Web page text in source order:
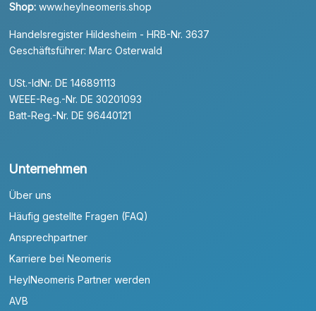
Shop: www.heylneomeris.shop
Handelsregister Hildesheim - HRB-Nr. 3637
Geschäftsführer: Marc Osterwald
USt.-IdNr. DE 146891113
WEEE-Reg.-Nr. DE 30201093
Batt-Reg.-Nr. DE 96440121
Unternehmen
Über uns
Häufig gestellte Fragen (FAQ)
Ansprechpartner
Karriere bei Neomeris
HeylNeomeris Partner werden
AVB